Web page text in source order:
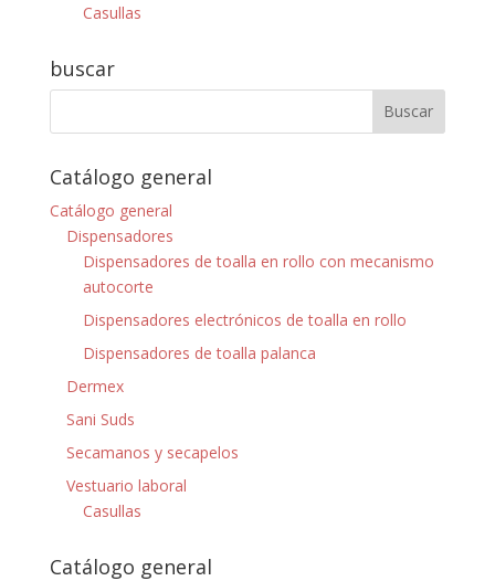
Casullas
buscar
Catálogo general
Catálogo general
Dispensadores
Dispensadores de toalla en rollo con mecanismo
autocorte
Dispensadores electrónicos de toalla en rollo
Dispensadores de toalla palanca
Dermex
Sani Suds
Secamanos y secapelos
Vestuario laboral
Casullas
Catálogo general